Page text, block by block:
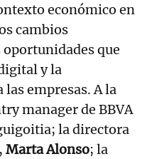
económico en
cambios
que
y la
empresas. A la
manager de BBVA
la directora
Marta Alonso; la